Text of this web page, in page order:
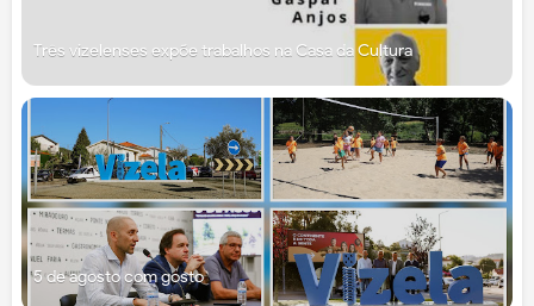
Três vizelenses expõe trabalhos na Casa da Cultura
5 de agosto com gosto